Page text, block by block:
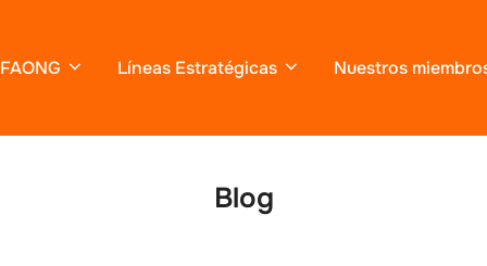
FAONG Líneas Estratégicas Nuestros
Blog